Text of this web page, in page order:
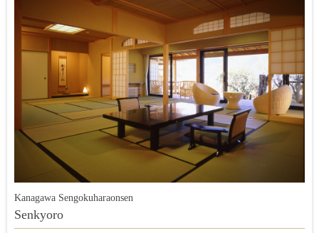
Kanagawa Sengokuharaonsen
Senkyoro